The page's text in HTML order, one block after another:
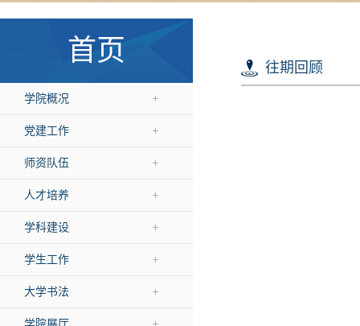
首页
学院概况
党建工作
师资队伍
人才培养
学科建设
学生工作
大学书法
往期回顾